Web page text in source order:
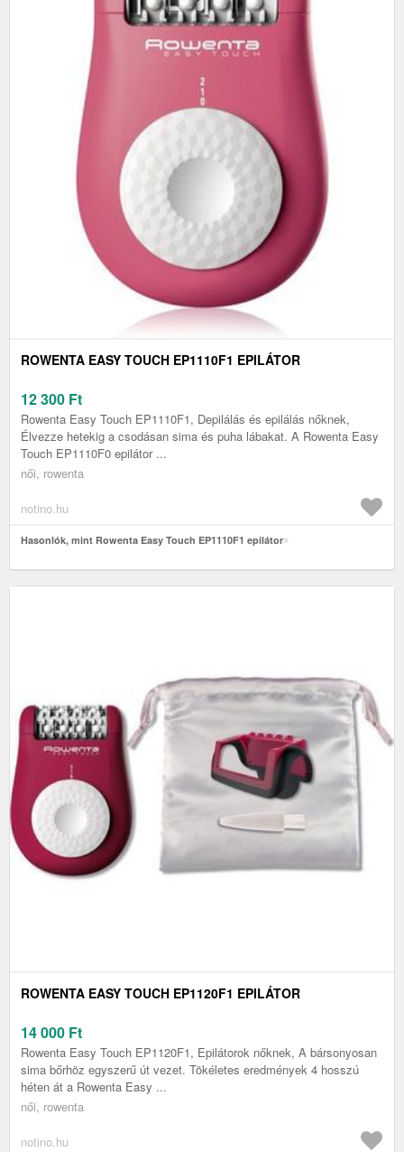
ROWENTA EASY TOUCH EP1110F1 EPILÁTOR
12 300 Ft
Rowenta Easy Touch EP1110F1, Depilálás és epilálás nőknek,
Élvezze hetekig a csodásan sima és puha lábakat. A Rowenta Easy
Touch EP1110F0 epilátor ...
női, rowenta
notino.hu
Hasonlók, mint Rowenta Easy Touch EP1110F1 epilátor
ROWENTA EASY TOUCH EP1120F1 EPILÁTOR
14 000 Ft
Rowenta Easy Touch EP1120F1, Epilátorok nőknek, A bársonyosan
sima bőrhöz egyszerű út vezet. Tökéletes eredmények 4 hosszú
héten át a Rowenta Easy ...
női, rowenta
notino.hu